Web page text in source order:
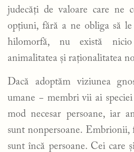
judecăți de valoare care ne
opțiuni, fără a ne obliga să
hilomorfă, nu există
animalitatea și raționalitatea
Dacă adoptăm viziunea
umane − membri vii ai
mod necesar persoane, iar
sunt nonpersoane. Embrionii,
sunt încă persoane. Cei care